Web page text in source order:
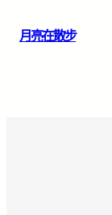
月亮在散步